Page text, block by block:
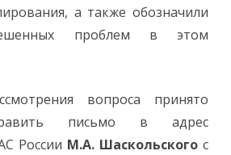
а также обозначили
проблем в этом
вопроса принято
письмо в адрес
России М.А. Шаскольского с